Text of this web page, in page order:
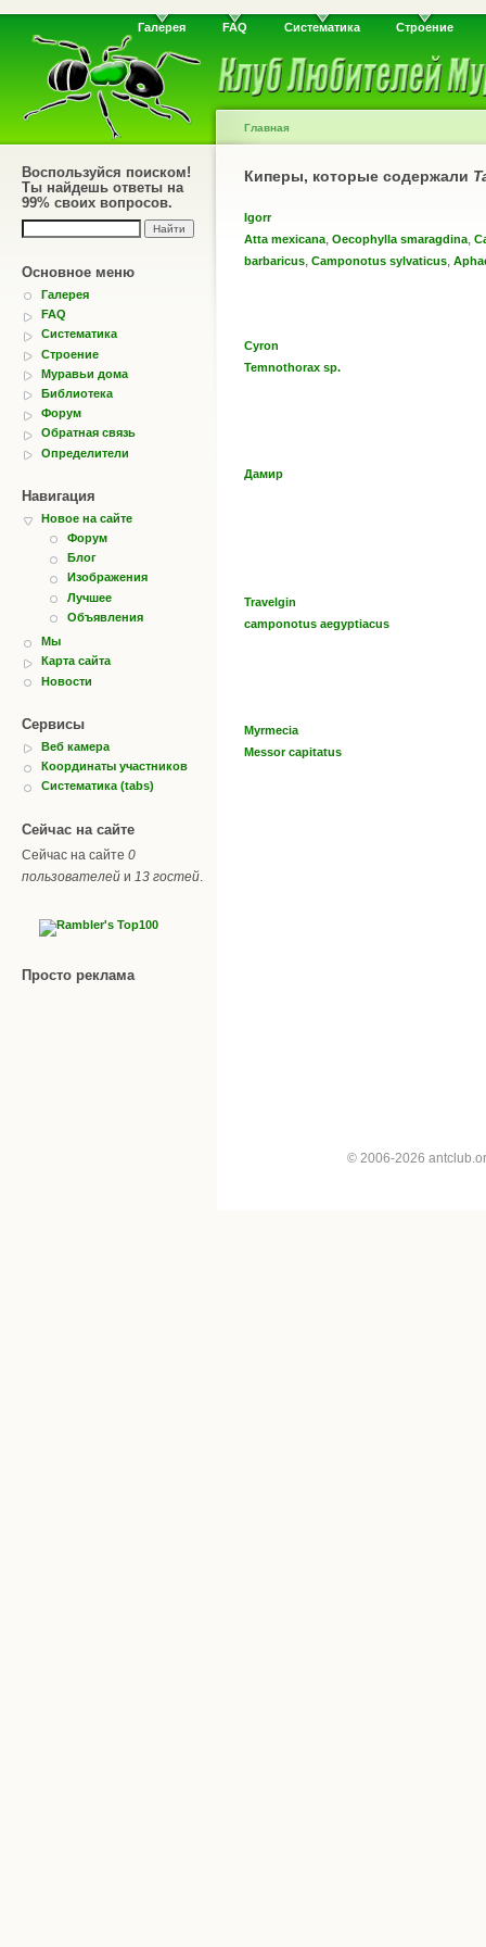
Галерея FAQ Систематика Строение
Воспользуйся поиском!
Ты найдешь ответы на
99% своих вопросов.
Основное меню
Галерея
FAQ
Систематика
Строение
Муравьи дома
Библиотека
Форум
Обратная связь
Определители
Навигация
Новое на сайте
Форум
Блог
Изображения
Лучшее
Объявления
Мы
Карта сайта
Новости
Сервисы
Веб камера
Координаты участников
Систематика (tabs)
Сейчас на сайте
Сейчас на сайте 0
пользователей и 13 гостей
Просто реклама
Главная
Киперы, которые содержали
Igorr
Atta mexicana, Oecophylla smaragdina,
barbaricus, Camponotus sylvaticus,
Cyron
Temnothorax sp.
Дамир
Travelgin
camponotus aegyptiacus
Myrmecia
Messor capitatus
© 2006-2026